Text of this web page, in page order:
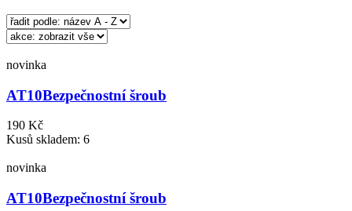
novinka
AT10Bezpečnostní šroub
190 Kč
Kusů skladem: 6
novinka
AT10Bezpečnostní šroub